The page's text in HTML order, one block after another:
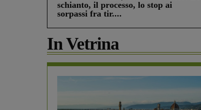
schianto, il processo, lo stop ai
sorpassi fra tir....
In Vetrina